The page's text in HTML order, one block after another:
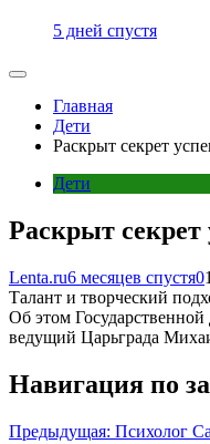
5 дней спустя
Главная
Дети
Раскрыт секрет
Дети
Раскрыт
Lenta.ru6 месяцев спустя0
Талант и творческий
Об этом
ведущий Царьграда
Навигация по
Предыдущая: Психолог